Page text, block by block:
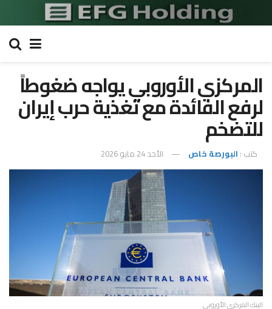
المركزي الأوروبي يواجه ضغوطاً
لرفع الفائدة مع تغذية حرب إيران
للتضخم
كتب : البورصة خاص الأحد 24 مايو 2026
البنك المركزى الأوروبى